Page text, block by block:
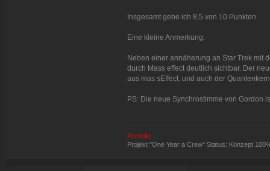
Insgesamt gebe ich 8,5 von 10 Punkten.
Eine kleine Anmerkung:
Neben einer annäherung an Star Trek mit
durch Mass effect deutlich sichtbar. Der
aus mas sEffect. und auch der
PS: Die neue Synchrostimme von Gordon
Portfolio
Projekt "One Year a Crew" Status: Konzept